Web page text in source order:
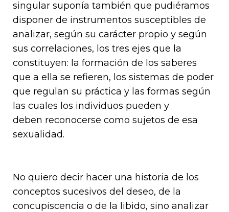
singular suponía también que pudiéramos
disponer de instrumentos susceptibles de
analizar, según su carácter propio y según
sus correlaciones, los tres ejes que la
constituyen: la formación de los saberes
que a ella se refieren, los sistemas de poder
que regulan su práctica y las formas según
las cuales los individuos pueden y
deben reconocerse como sujetos de esa
sexualidad.
No quiero decir hacer una historia de los
conceptos sucesivos del deseo, de la
concupiscencia o de la libido, sino analizar